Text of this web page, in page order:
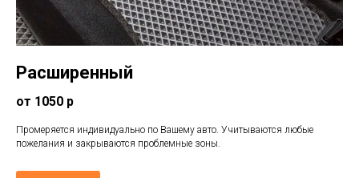
Расширенный
от 1050 р
Промеряется индивидуально по Вашему авто. Учитываются любые
пожелания и закрываются проблемные зоны.